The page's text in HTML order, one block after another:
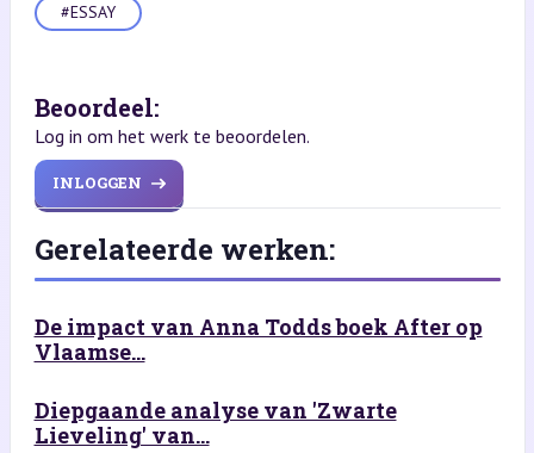
#ESSAY
Beoordeel:
Log in om het werk te beoordelen.
INLOGGEN
Gerelateerde werken:
De impact van Anna Todds boek After op
Vlaamse...
Diepgaande analyse van 'Zwarte
Lieveling' van...